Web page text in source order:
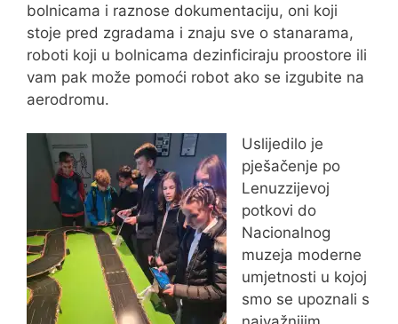
bolnicama i raznose dokumentaciju, oni koji
stoje pred zgradama i znaju sve o stanarama,
roboti koji u bolnicama dezinficiraju proostore ili
vam pak može pomoći robot ako se izgubite na
aerodromu.
Uslijedilo je
pješačenje po
Lenuzzijevoj
potkovi do
Nacionalnog
muzeja moderne
umjetnosti u kojoj
smo se upoznali s